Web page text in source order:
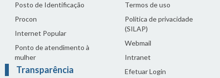
Posto de Identificação
Procon
Internet Popular
Ponto de atendimento à
mulher
Transparência
Termos de uso
Política de privacidade
(SILAP)
Webmail
Intranet
Efetuar Login